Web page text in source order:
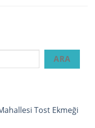
ARA
Tost Ekmeği